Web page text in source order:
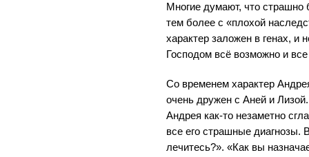
Многие думают, что страшно
тем более с «плохой
характер заложен в генах, и
Господом всё возможно и
Со временем характер
очень дружен с Аней и
Андрея как-то незаметно
все его страшные диагнозы.
лечитесь?». «Как вы